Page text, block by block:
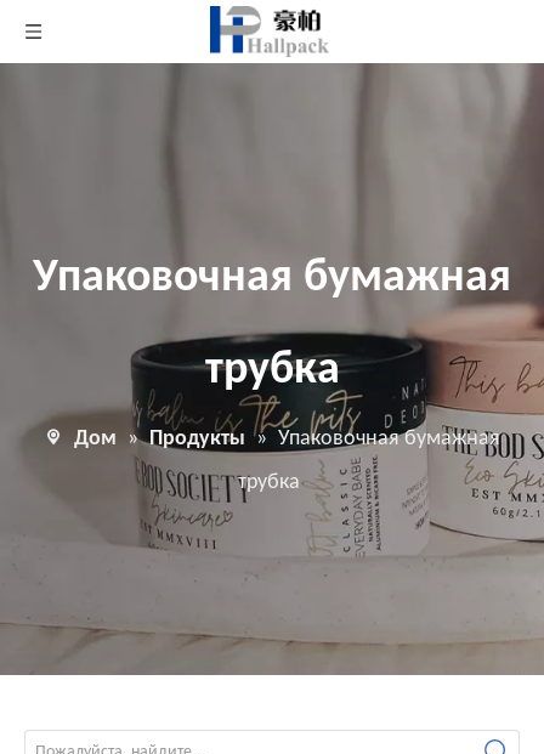
Упаковочная бумажная
трубка
Дом » Продукты » Упаковочная бумажная
трубка